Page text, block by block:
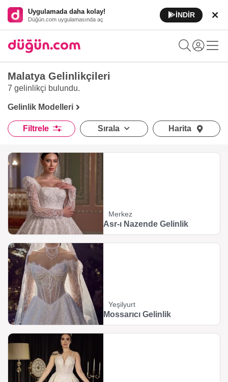
Uygulamada daha kolay!
Düğün.com uygulamasında aç
İNDİR
Malatya Gelinlikçileri
7 gelinlikçi bulundu.
Gelinlik Modelleri
Filtrele Sırala Harita
Merkez
Asr-ı Nazende Gelinlik
Yeşilyurt
Mossarıcı Gelinlik